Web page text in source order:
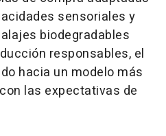
sensoriales y
biodegradables
responsables, el
hacia un modelo más
las expectativas de